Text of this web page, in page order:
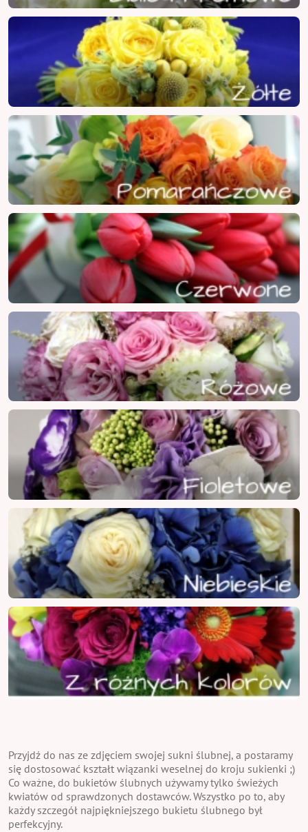
Przyjdź do nas ze zdjęciem swojej sukni ślubnej, a postaramy
się dostosować kształt wiązanki weselnej do kroju sukienki ;)
Co ważne, do bukietów ślubnych używamy tylko świeżych
kwiatów od sprawdzonych dostawców. Wszystko po to, aby
każdy szczegół najpiękniejszego bukietu ślubnego był
perfekcyjny.